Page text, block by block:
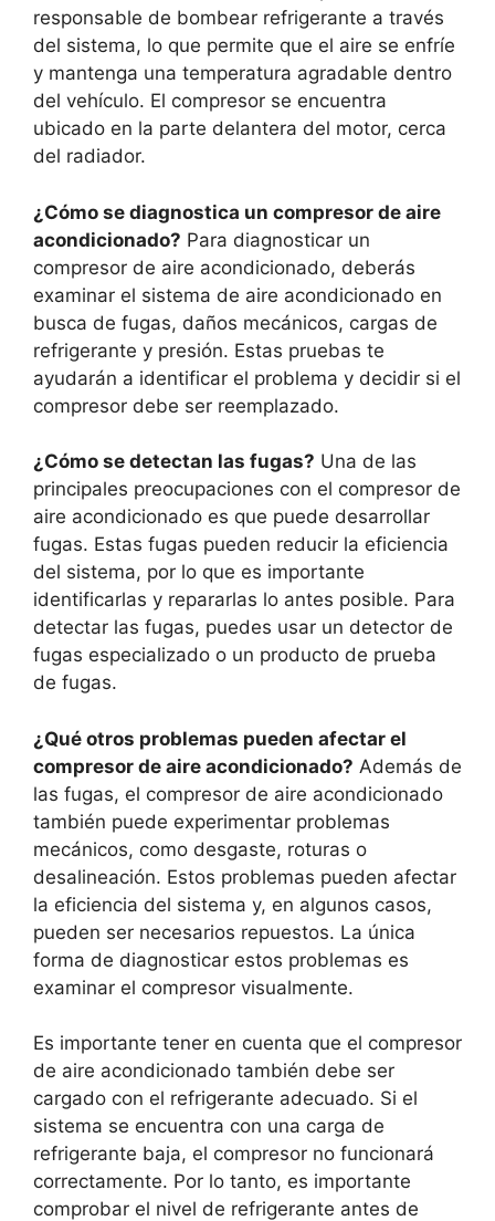
responsable de bombear refrigerante a través
del sistema, lo que permite que el aire se enfríe
y mantenga una temperatura agradable dentro
del vehículo. El compresor se encuentra
ubicado en la parte delantera del motor, cerca
del radiador.
¿Cómo se diagnostica un compresor de aire
acondicionado? Para diagnosticar un
compresor de aire acondicionado, deberás
examinar el sistema de aire acondicionado en
busca de fugas, daños mecánicos, cargas de
refrigerante y presión. Estas pruebas te
ayudarán a identificar el problema y decidir si el
compresor debe ser reemplazado.
¿Cómo se detectan las fugas? Una de las
principales preocupaciones con el compresor de
aire acondicionado es que puede desarrollar
fugas. Estas fugas pueden reducir la eficiencia
del sistema, por lo que es importante
identificarlas y repararlas lo antes posible. Para
detectar las fugas, puedes usar un detector de
fugas especializado o un producto de prueba
de fugas.
¿Qué otros problemas pueden afectar el
compresor de aire acondicionado? Además de
las fugas, el compresor de aire acondicionado
también puede experimentar problemas
mecánicos, como desgaste, roturas o
desalineación. Estos problemas pueden afectar
la eficiencia del sistema y, en algunos casos,
pueden ser necesarios repuestos. La única
forma de diagnosticar estos problemas es
examinar el compresor visualmente.
Es importante tener en cuenta que el compresor
de aire acondicionado también debe ser
cargado con el refrigerante adecuado. Si el
sistema se encuentra con una carga de
refrigerante baja, el compresor no funcionará
correctamente. Por lo tanto, es importante
comprobar el nivel de refrigerante antes de